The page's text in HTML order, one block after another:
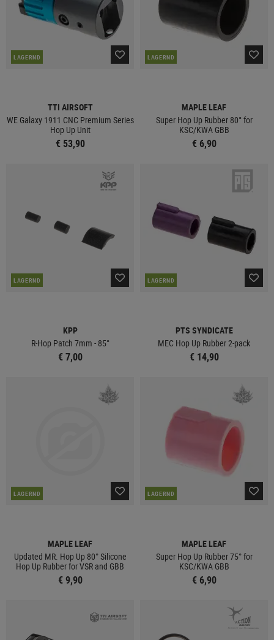
LAGERND
TTI AIRSOFT
WE Galaxy 1911 CNC Premium Series
Hop Up Unit
€ 53,90
LAGERND
MAPLE LEAF
Super Hop Up Rubber 80° for
KSC/KWA GBB
€ 6,90
LAGERND
KPP
R-Hop Patch 7mm - 85°
€ 7,00
LAGERND
PTS SYNDICATE
MEC Hop Up Rubber 2-pack
€ 14,90
LAGERND
MAPLE LEAF
Updated MR. Hop Up 80° Silicone
Hop Up Rubber for VSR and GBB
€ 9,90
LAGERND
MAPLE LEAF
Super Hop Up Rubber 75° for
KSC/KWA GBB
€ 6,90